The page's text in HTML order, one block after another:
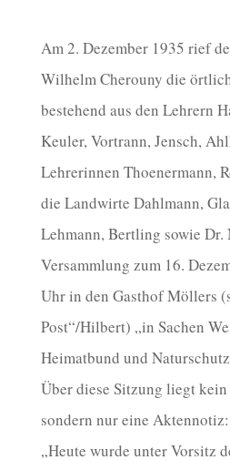
Am 2. Dezember 1935 rief
Wilhelm Cherouny die
bestehend aus den Lehrern
Keuler, Vortrann, Jensch,
Lehrerinnen Thoenermann,
die Landwirte Dahlmann,
Lehmann, Bertling sowie Dr.
Versammlung zum 16.
Uhr in den Gasthof Möllers
Post“/Hilbert) „in Sachen
Heimatbund und
Über diese Sitzung liegt
sondern nur eine Aktennotiz:
„Heute wurde unter Vorsitz